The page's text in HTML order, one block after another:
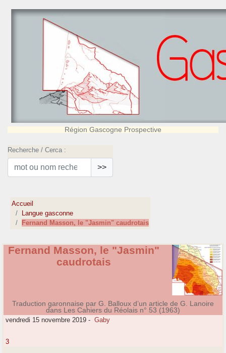
Région Gascogne Prospective
Recherche / Cerca :
>>
Accueil
Langue gasconne
Fernand Masson, le "Jasmin" caudrotais
Fernand Masson, le "Jasmin"
caudrotais
Traduction garonnaise par G. Balloux d’un article de G. Lanoire
dans Les Cahiers du Réolais n° 53 (1963)
vendredi 15 novembre 2019 - Gaby
3